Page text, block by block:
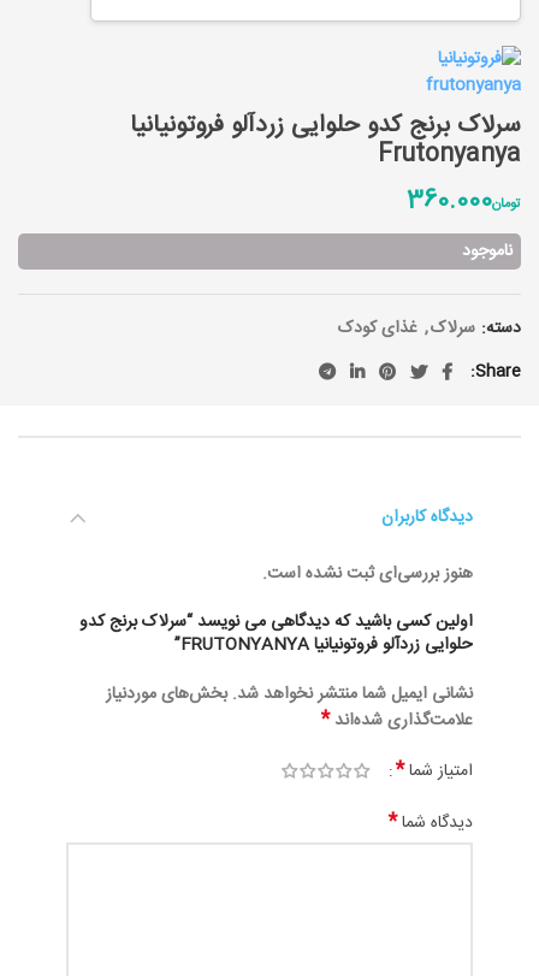
سرلاک برنج کدو حلوایی زردآلو فروتونیانیا
Frutonyanya
تومان360.000
ناموجود
دسته: سرلاک, غذای کودک
Share
دیدگاه کاربران
هنوز بررسی‌ای ثبت نشده است.
اولین کسی باشید که دیدگاهی می نویسد “سرلاک برنج کدو
حلوایی زردآلو فروتونیانیا FRUTONYANYA”
نشانی ایمیل شما منتشر نخواهد شد. بخش‌های موردنیاز
علامت‌گذاری شده‌اند*
امتیاز شما*
دیدگاه شما*